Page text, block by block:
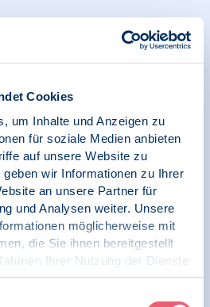
Cookies
um Inhalte und Anzeigen zu
für soziale Medien anbieten
auf unsere Website zu
wir Informationen zu Ihrer
an unsere Partner für
und Analysen weiter. Unsere
möglicherweise mit
die Sie ihnen bereitgestellt
Ihrer Nutzung der Dienste
| SK Wirtschaftspsychologie
Leseprobe "New Work:
SK Rechtspsychologie
02/2024 Fokusthema:
"Rituelle